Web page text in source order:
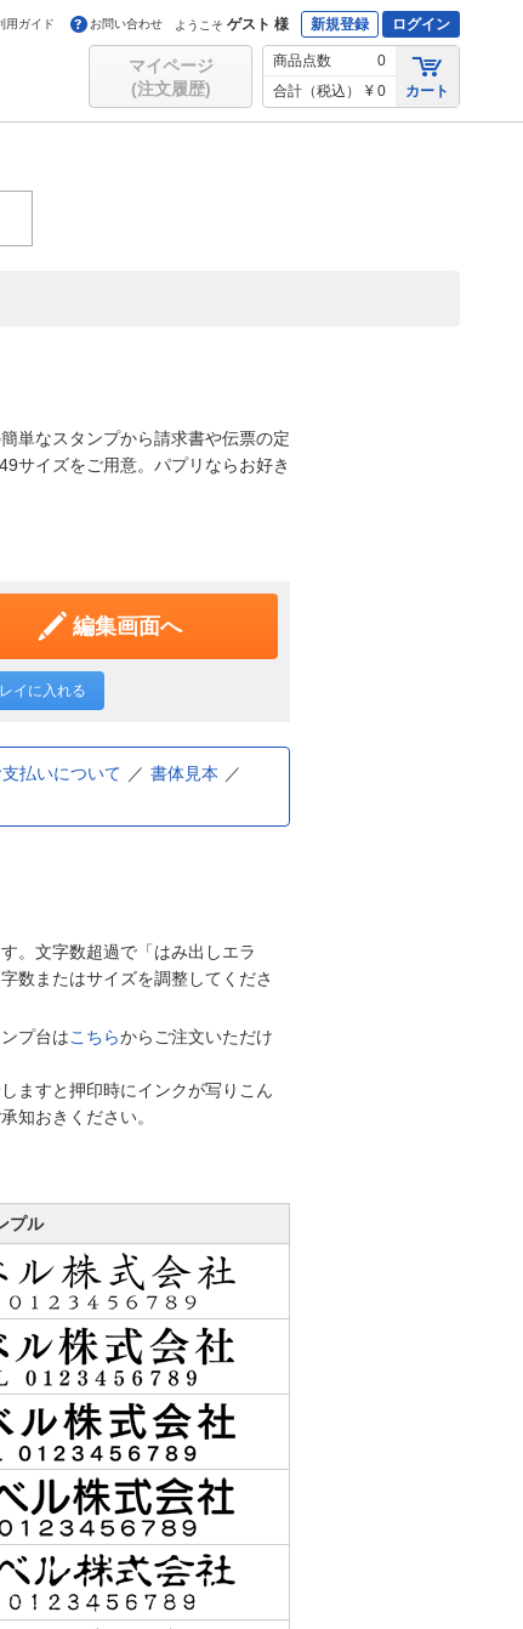
用ガイド お問い合わせ ようこそ ゲスト 様 新規登録 ログイン
マイページ
(注文履歴)
商品点数
0
合計（税込）
¥ 0 カート
単なスタンプから請求書や伝票の定
サイズをご用意。パプリならお好き
編集画面へ
レイに入れる
支払いについて
書体見本
。文字数超過で「はみ出しエラ
数またはサイズを調整してくださ
プ台はこちらからご注文いただけ
ますと押印時にインクが写りこん
知おきください。
プル